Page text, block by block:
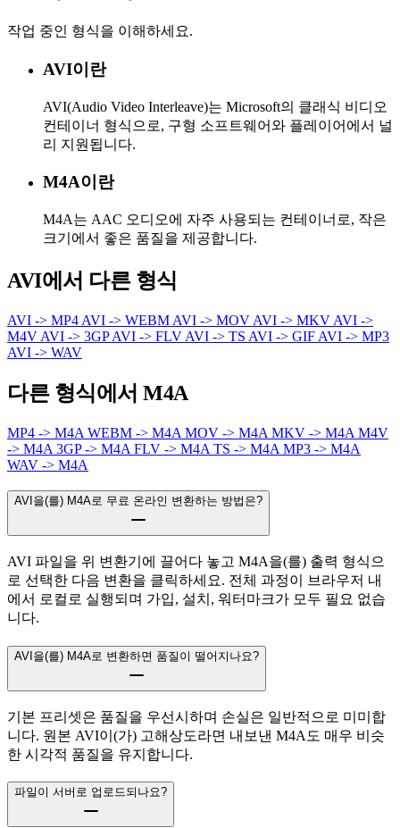
작업 중인 형식을 이해하세요.
AVI이란
AVI(Audio Video Interleave)는 Microsoft의 클래식 비디오
컨테이너 형식으로, 구형 소프트웨어와 플레이어에서 널
리 지원됩니다.
M4A이란
M4A는 AAC 오디오에 자주 사용되는 컨테이너로, 작은
크기에서 좋은 품질을 제공합니다.
AVI에서 다른 형식
AVI -> MP4 AVI -> WEBM AVI -> MOV AVI -> MKV AVI ->
M4V AVI -> 3GPAVI -> FLV AVI -> TS AVI -> GIF AVI -> MP3
AVI -> WAV
다른 형식에서 M4A
MP4 -> M4A WEBM -> M4A MOV -> M4A MKV -> M4A M4V
-> M4A 3GP -> M4A FLV -> M4A TS -> M4A MP3 -> M4A
WAV -> M4A
AVI을(를) M4A로 무료 온라인 변환하는 방법은?
AVI 파일을 위 변환기에 끌어다 놓고 M4A을(를) 출력 형식으
로 선택한 다음 변환을 클릭하세요. 전체 과정이 브라우저 내
에서 로컬로 실행되며 가입, 설치, 워터마크가 모두 필요 없습
니다.
AVI을(를) M4A로 변환하면 품질이 떨어지나요?
기본 프리셋은 품질을 우선시하며 손실은 일반적으로 미미합
니다. 원본 AVI이(가) 고해상도라면 내보낸 M4A도 매우 비슷
한 시각적 품질을 유지합니다.
파일이 서버로 업로드되나요?